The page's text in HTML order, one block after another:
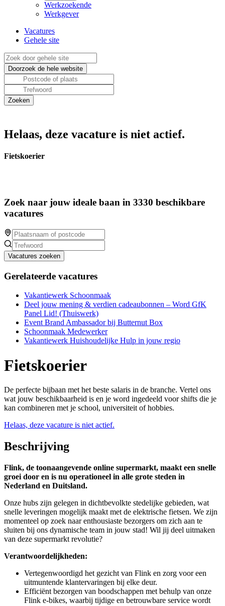
Werkzoekende
Werkgever
Vacatures
Gehele site
Helaas, deze vacature is niet actief.
Fietskoerier
Zoek naar jouw ideale baan in 3330 beschikbare
vacatures
Vacatures zoeken
Gerelateerde vacatures
Vakantiewerk Schoonmaak
Deel jouw mening & verdien cadeaubonnen – Word GfK
Panel Lid! (Thuiswerk)
Event Brand Ambassador bij Butternut Box
Schoonmaak Medewerker
Vakantiewerk Huishoudelijke Hulp in jouw regio
Fietskoerier
De perfecte bijbaan met het beste salaris in de branche. Vertel ons
wat jouw beschikbaarheid is en je word ingedeeld voor shifts die je
kan combineren met je school, universiteit of hobbies.
Helaas, deze vacature is niet actief.
Beschrijving
Flink, de toonaangevende online supermarkt, maakt een snelle
groei door en is nu operationeel in alle grote steden in
Nederland en Duitsland.
Onze hubs zijn gelegen in dichtbevolkte stedelijke gebieden, wat
snelle leveringen mogelijk maakt met de elektrische fietsen. We zijn
momenteel op zoek naar enthousiaste bezorgers om zich aan te
sluiten bij ons dynamische team in jouw stad! Wil jij deel uitmaken
van deze supermarkt revolutie?
Verantwoordelijkheden:
Vertegenwoordigd het gezicht van Flink en zorg voor een
uitmuntende klantervaringen bij elke deur.
Efficiënt bezorgen van boodschappen met behulp van onze
Flink e-bikes, waarbij tijdige en betrouwbare service wordt